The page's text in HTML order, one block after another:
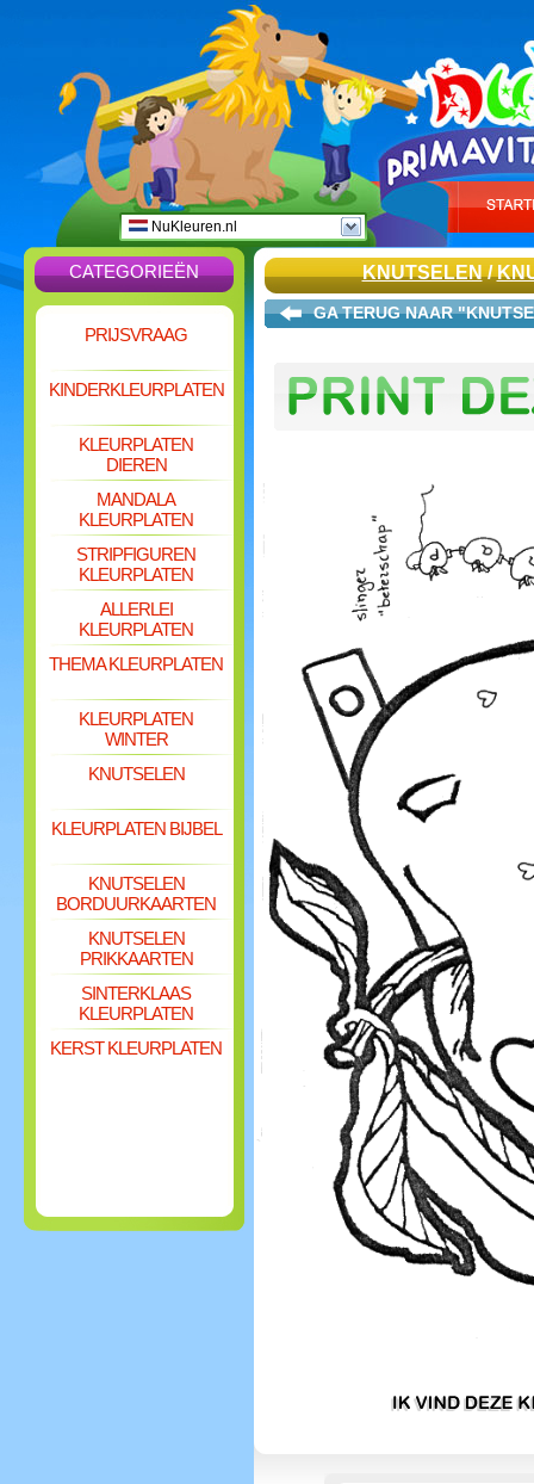
NuKleuren.nl
CATEGORIEËN
PRIJSVRAAG
KINDERKLEURPLATEN
KLEURPLATEN
DIEREN
MANDALA
KLEURPLATEN
STRIPFIGUREN
KLEURPLATEN
ALLERLEI
KLEURPLATEN
THEMA KLEURPLATEN
KLEURPLATEN
WINTER
KNUTSELEN
KLEURPLATEN BIJBEL
KNUTSELEN
BORDUURKAARTEN
KNUTSELEN
PRIKKAARTEN
SINTERKLAAS
KLEURPLATEN
KERST KLEURPLATEN
KNUTSELEN/
GA TERUG NAAR